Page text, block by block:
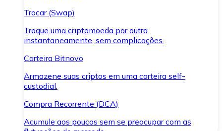
Trocar (Swap)
Troque uma criptomoeda por outra
instantaneamente, sem complicações.
Carteira Bitnovo
Armazene suas criptos em uma carteira self-
custodial.
Compra Recorrente (DCA)
Acumule aos poucos sem se preocupar com as